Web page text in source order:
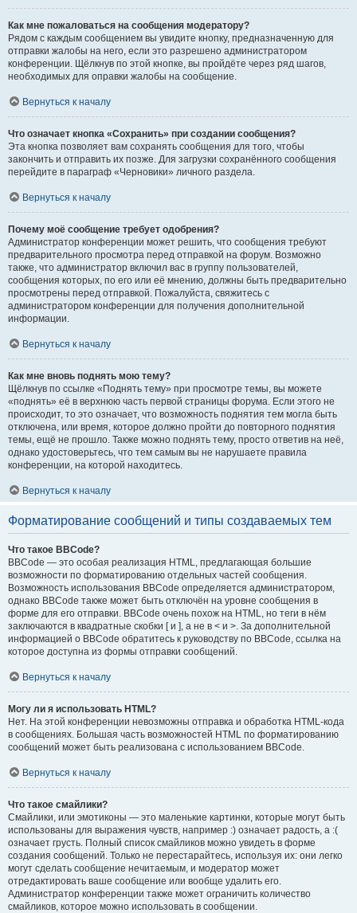
Как мне пожаловаться на сообщения модератору?
Рядом с каждым сообщением вы увидите кнопку, предназначенную для
отправки жалобы на него, если это разрешено администратором
конференции. Щёлкнув по этой кнопке, вы пройдёте через ряд шагов,
необходимых для оправки жалобы на сообщение.
Вернуться к началу
Что означает кнопка «Сохранить» при создании сообщения?
Эта кнопка позволяет вам сохранять сообщения для того, чтобы
закончить и отправить их позже. Для загрузки сохранённого сообщения
перейдите в параграф «Черновики» личного раздела.
Вернуться к началу
Почему моё сообщение требует одобрения?
Администратор конференции может решить, что сообщения требуют
предварительного просмотра перед отправкой на форум. Возможно
также, что администратор включил вас в группу пользователей,
сообщения которых, по его или её мнению, должны быть предварительно
просмотрены перед отправкой. Пожалуйста, свяжитесь с
администратором конференции для получения дополнительной
информации.
Вернуться к началу
Как мне вновь поднять мою тему?
Щёлкнув по ссылке «Поднять тему» при просмотре темы, вы можете
«поднять» её в верхнюю часть первой страницы форума. Если этого не
происходит, то это означает, что возможность поднятия тем могла быть
отключена, или время, которое должно пройти до повторного поднятия
темы, ещё не прошло. Также можно поднять тему, просто ответив на неё,
однако удостоверьтесь, что тем самым вы не нарушаете правила
конференции, на которой находитесь.
Вернуться к началу
Форматирование сообщений и типы создаваемых тем
Что такое BBCode?
BBCode — это особая реализация HTML, предлагающая большие
возможности по форматированию отдельных частей сообщения.
Возможность использования BBCode определяется администратором,
однако BBCode также может быть отключён на уровне сообщения в
форме для его отправки. BBCode очень похож на HTML, но теги в нём
заключаются в квадратные скобки [ и ], а не в < и >. За дополнительной
информацией о BBCode обратитесь к руководству по BBCode, ссылка на
которое доступна из формы отправки сообщений.
Вернуться к началу
Могу ли я использовать HTML?
Нет. На этой конференции невозможны отправка и обработка HTML-кода
в сообщениях. Большая часть возможностей HTML по форматированию
сообщений может быть реализована с использованием BBCode.
Вернуться к началу
Что такое смайлики?
Смайлики, или эмотиконы — это маленькие картинки, которые могут быть
использованы для выражения чувств, например :) означает радость, а :(
означает грусть. Полный список смайликов можно увидеть в форме
создания сообщений. Только не перестарайтесь, используя их: они легко
могут сделать сообщение нечитаемым, и модератор может
отредактировать ваше сообщение или вообще удалить его.
Администратор конференции также может ограничить количество
смайликов, которое можно использовать в сообщении.